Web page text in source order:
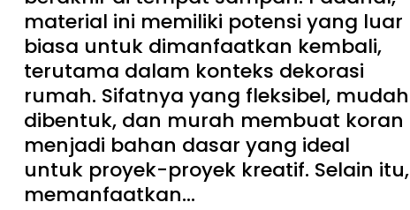
material ini memiliki potensi yang luar
biasa untuk dimanfaatkan kembali,
terutama dalam konteks dekorasi
rumah. Sifatnya yang fleksibel, mudah
dibentuk, dan murah membuat koran
menjadi bahan dasar yang ideal
untuk proyek-proyek kreatif. Selain itu,
memanfaatkan…